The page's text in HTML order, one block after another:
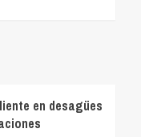
en desagües